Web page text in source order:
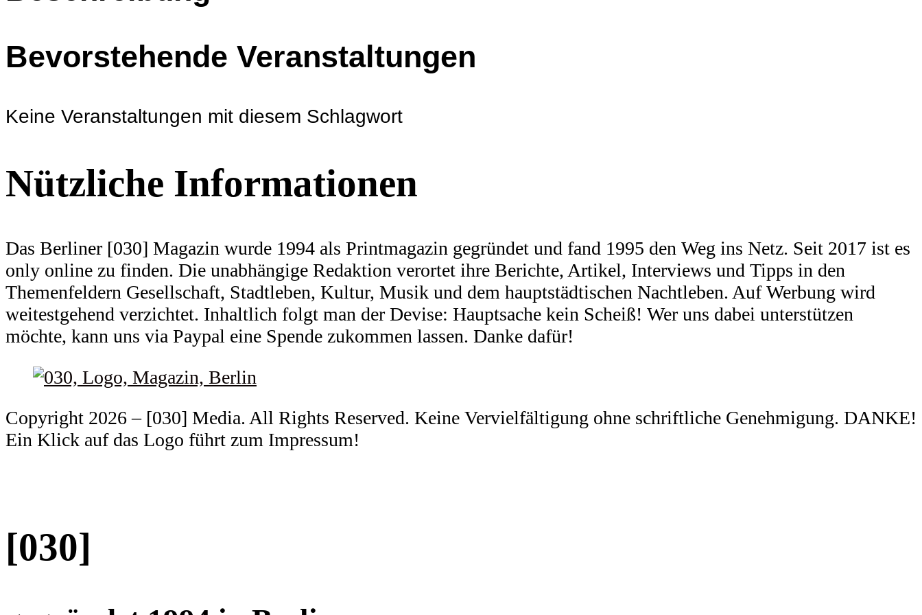
Bevorstehende Veranstaltungen
Keine Veranstaltungen mit diesem Schlagwort
Nützliche Informationen
Das Berliner [030] Magazin wurde 1994 als Printmagazin gegründet und fand 1995 den Weg ins Netz. Seit 2017 ist es
only online zu finden. Die unabhängige Redaktion verortet ihre Berichte, Artikel, Interviews und Tipps in den
Themenfeldern Gesellschaft, Stadtleben, Kultur, Musik und dem hauptstädtischen Nachtleben. Auf Werbung wird
weitestgehend verzichtet. Inhaltlich folgt man der Devise: Hauptsache kein Scheiß! Wer uns dabei unterstützen
möchte, kann uns via Paypal eine Spende zukommen lassen. Danke dafür!
Copyright 2026 – [030] Media. All Rights Reserved. Keine Vervielfältigung ohne schriftliche Genehmigung. DANKE!
Ein Klick auf das Logo führt zum Impressum!
[030]